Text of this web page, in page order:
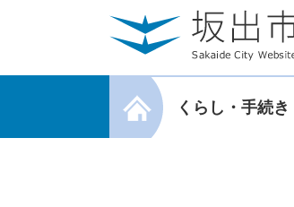
メニューを閉じる
くらし・手続き